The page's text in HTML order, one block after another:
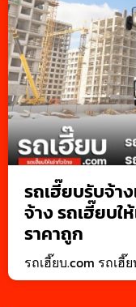
รถเฮี๊ยบรับจ้า
จ้าง รถเฮี๊ยบใ
ราคาถูก
รถเฮี๊ยบ.com รถเฮี๊